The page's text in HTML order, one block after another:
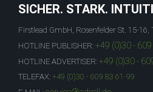
SICHER. STARK.
Firstlead GmbH, Rosenfelder St. 15-16,
HOTLINE PUBLISHER: +49 (0)30 -
HOTLINE ADVERTISER: +49 (0)30 -
TELEFAX: +49 (0)30 - 609 83 61-99